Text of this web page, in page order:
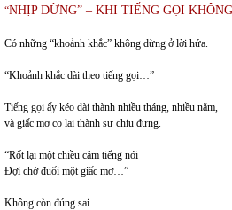
“NHỊP DỪNG” – KHI TIẾNG GỌI
Có những “khoảnh khắc” không dừng ở lời hứa.
“Khoảnh khắc dài theo tiếng gọi…”
Tiếng gọi ấy kéo dài thành nhiều tháng, nhiều năm,
và giấc mơ co lại thành sự chịu đựng.
“Rốt lại một chiều câm tiếng nói
Đợi chờ đuối một giấc mơ…”
Không còn đúng sai.